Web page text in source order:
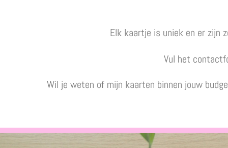
Elk kaartje is uniek en er zijn
Vul het
Wil je weten of mijn kaarten binnen jouw